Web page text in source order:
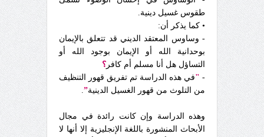
طقوس غسيل دينية.
• كما يذكر أن:
- وساوس المعتقد الديني قد تتعلق بالإيمان
بوحدانية الله أو الإيمان بوجود الله أو
التساؤل هل أنا مسلم أم كافر ؟
-
"في هذه الدراسة تم تفريق قهور التنظيف
من التلوث من قهور الغسيل الدينية”
.
وهذه الدراسة وإن كانت رائدة في مجال
الأبحاث المنشورة باللغة الإنجليزية إلا أنها لا